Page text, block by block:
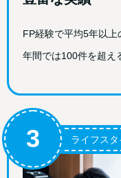
FP経験で平均5年以上
年間では100件を超え
ライフス
3